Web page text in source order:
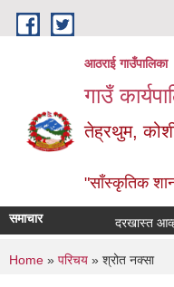
Skip to main content
आठराई गाउँपालिका
गाउँ
तेह्रथुम,
"साँस्कृतिक
समाचार दरखास्त आव्हान
You are here
Home » परिचय » श्रोत नक्सा